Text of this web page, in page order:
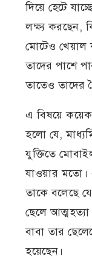
দিয়ে হেটে
লক্ষ্য করছেন,
মোটেও খেয়াল
তাদের পাশে
তাতেও তাদের
এ বিষয়ে
হলো যে,
যুক্তিতে
যাওয়ার মতো।
তাকে বলেছে
ছেলে
বাবা তার
হয়েছেন।